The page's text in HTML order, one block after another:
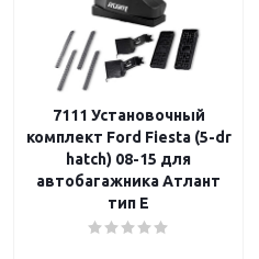
7111 Установочный
комплект Ford Fiesta (5-dr
hatch) 08-15 для
автобагажника Атлант
тип E